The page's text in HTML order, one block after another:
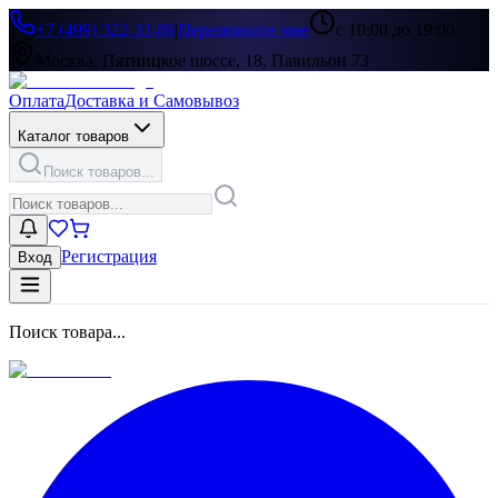
+7 (499) 322-33-86|Перезвоните мне
с 10:00 до 19:00
Москва, Пятницкое шоссе, 18, Павильон 73
ОплатаДоставка и Самовывоз
Каталог товаров
Поиск товаров...
Вход Регистрация
Поиск товара...